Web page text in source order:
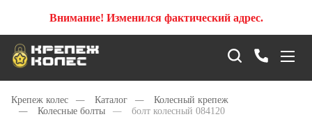
Внимание! Изменился фактический адрес.
Крепеж колес — Каталог —
Колесный крепеж
—
Колесные болты — болт колесный 084120